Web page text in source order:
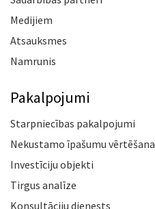
Medijiem
Atsauksmes
Namrunis
Pakalpojumi
Starpniecības pakalpojumi
Nekustamo īpašumu vērtēšana
Investīciju objekti
Tirgus analīze
Konsultāciju dienests